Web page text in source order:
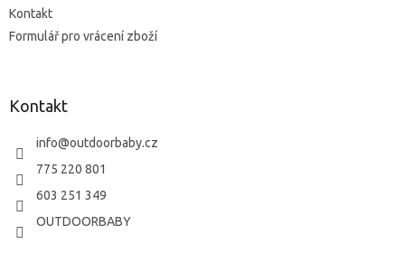
Kontakt
Formulář pro vrácení zboží
Kontakt
info@outdoorbaby.cz
775 220 801
603 251 349
OUTDOORBABY